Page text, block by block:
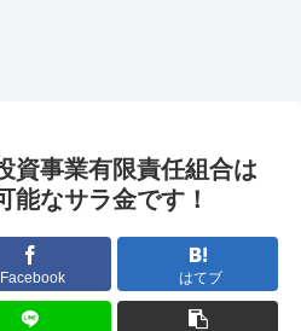
資事業有限責任組合は
能なサラ金です！
Facebook はてブ